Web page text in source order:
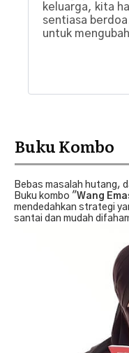
keluarga, kita
sentiasa
untuk
Buku Kombo
Bebas masalah hutang,
Buku kombo "Wang
mendedahkan strategi
santai dan mudah